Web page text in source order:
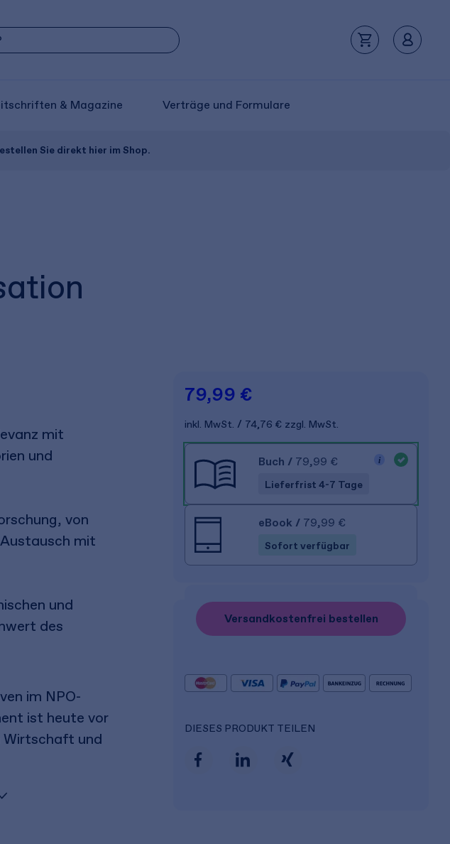
& Magazine Verträge und Formulare
Sie direkt hier im Shop.
mit
und
von
mit
und
des
im NPO-
ist heute vor
Wirtschaft und
79,99 €
inkl. MwSt. 74,76 € zzgl. MwSt.
Buch / 79,99 €
Lieferfrist 4-7 Tage
eBook / 79,99 €
Sofort verfügbar
Versandkostenfrei bestellen
DIESES PRODUKT TEILEN